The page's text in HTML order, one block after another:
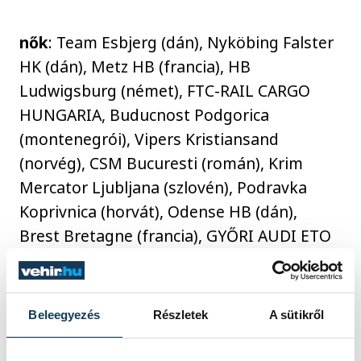
Beleegyezés Részletek A sütikről
nők: Team Esbjerg (dán), Nyköbing Falster
HK (dán), Metz HB (francia), HB
Ludwigsburg (német), FTC-RAIL CARGO
HUNGARIA, Buducnost Podgorica
(montenegrói), Vipers Kristiansand
(norvég), CSM Bucuresti (román), Krim
Mercator Ljubljana (szlovén), Podravka
Koprivnica (horvát), Odense HB (dán),
Brest Bretagne (francia), GYŐRI AUDI ETO
KC, Storhamar HE (norvég), Gloria Bistrita-
Nasaud (román), Rapid Bucuresti (román)